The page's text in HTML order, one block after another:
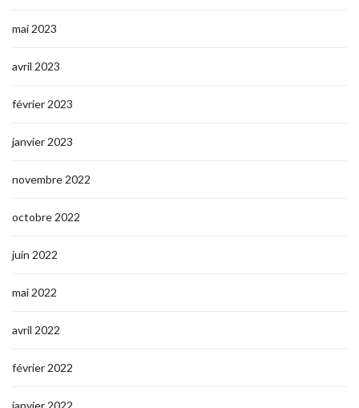
mai 2023
avril 2023
février 2023
janvier 2023
novembre 2022
octobre 2022
juin 2022
mai 2022
avril 2022
février 2022
janvier 2022